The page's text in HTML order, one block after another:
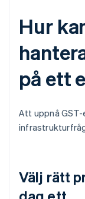
Hur
på ett
Att uppnå
Välj rätt